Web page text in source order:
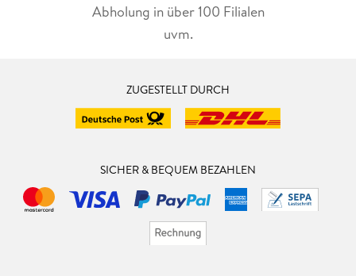
Abholung in über 100 Filialen
uvm.
ZUGESTELLT DURCH
SICHER & BEQUEM BEZAHLEN